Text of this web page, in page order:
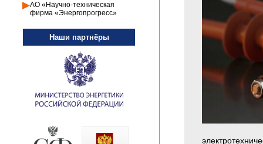
АО «Научно-техническая
фирма «Энергопрогресс»
Наши партнёры